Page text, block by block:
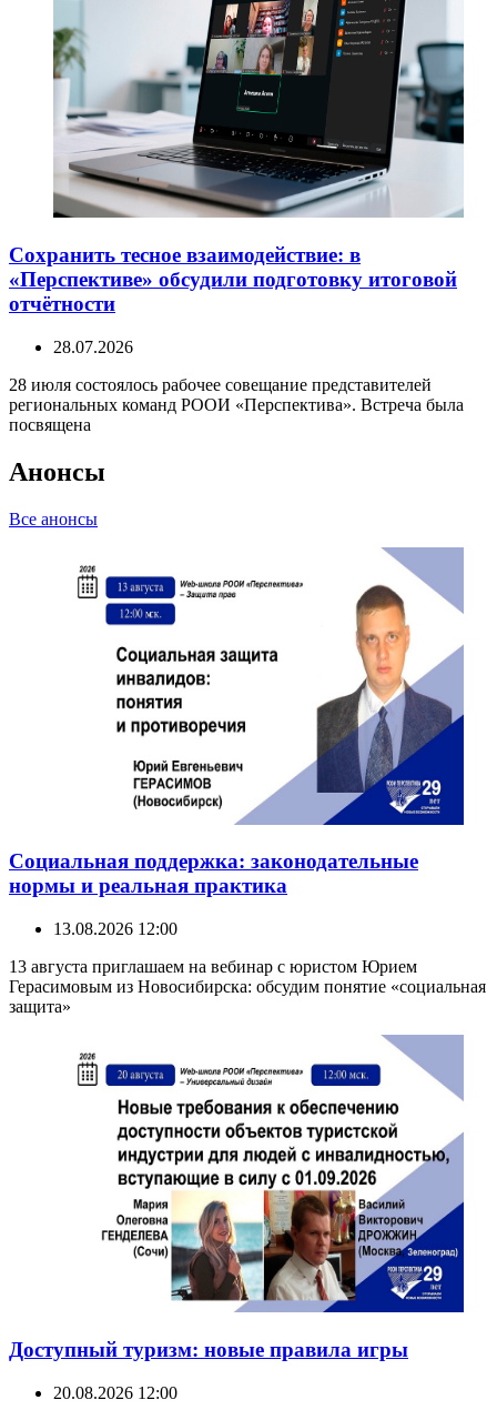
Сохранить тесное взаимодействие: в
«Перспективе» обсудили подготовку итоговой
отчётности
28.07.2026
28 июля состоялось рабочее совещание представителей
региональных команд РООИ «Перспектива». Встреча была
посвящена
Анонсы
Все анонсы
Социальная поддержка: законодательные
нормы и реальная практика
13.08.2026 12:00
13 августа приглашаем на вебинар с юристом Юрием
Герасимовым из Новосибирска: обсудим понятие «социальная
защита»
Доступный туризм: новые правила игры
20.08.2026 12:00